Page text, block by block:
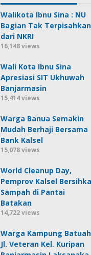
Walikota Ibnu Sina : NU
Bagian Tak Terpisahkan
dari NKRI
16,148 views
Wali Kota Ibnu Sina
Apresiasi SIT Ukhuwah
Banjarmasin
15,414 views
Warga Banua Semakin
Mudah Berhaji Bersama
Bank Kalsel
15,078 views
World Cleanup Day,
Pemprov Kalsel
Sampah di Pantai
Batakan
14,722 views
Warga Kampung Batuah
Jl. Veteran Kel. Kuripan